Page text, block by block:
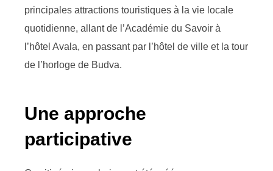
principales attractions touristiques à la vie locale
quotidienne, allant de l’Académie du Savoir à
l’hôtel Avala, en passant par l’hôtel de ville et la tour
de l’horloge de Budva.
Une approche
participative